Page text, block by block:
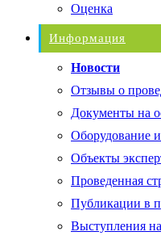
Оценка
Информация
Новости
Отзывы о
Документы на
Оборудование
Объекты
Проведенная
Публикации в
Выступления